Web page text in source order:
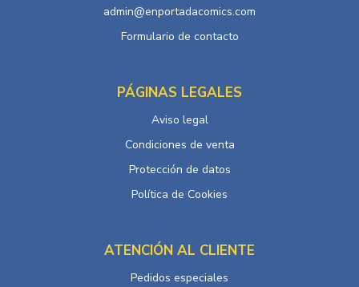
admin@enportadacomics.com
Formulario de contacto
PÁGINAS LEGALES
Aviso legal
Condiciones de venta
Protección de datos
Política de Cookies
ATENCIÓN AL CLIENTE
Pedidos especiales